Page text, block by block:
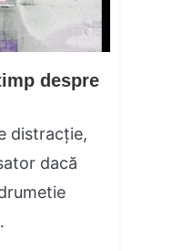
despre
distracție,
dacă